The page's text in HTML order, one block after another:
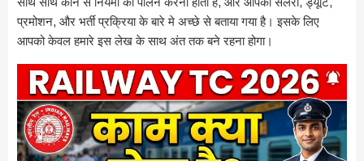
प्रमोशन, और भर्ती प्रक्रिया के बारे मे अच्छे से बताया गया है। इसके लिए
आपको केवल हमारे इस लेख के साथ अंत तक बने रहना होगा।